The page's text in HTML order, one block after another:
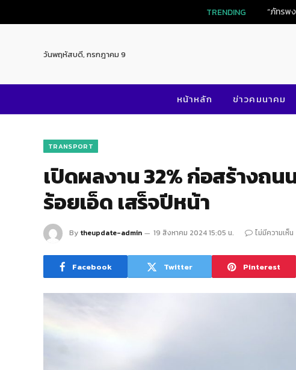
TRENDING
วันพฤหัสบดี, กรกฎาคม 9
หน้าหลัก ข่าวคมนาคม
TRANSPORT
เปิดผลงาน 32% ก่อสร้างถน
ร้อยเอ็ด เสร็จปีหน้า
By theupdate-admin 19 สิงหาคม 2024 15:05 น. ไม่มีความเห็น
Facebook Twitter Pinterest